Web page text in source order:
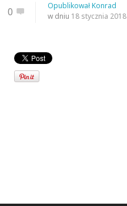
0 OpublikowałKonrad
w dniu 18 stycznia 2018